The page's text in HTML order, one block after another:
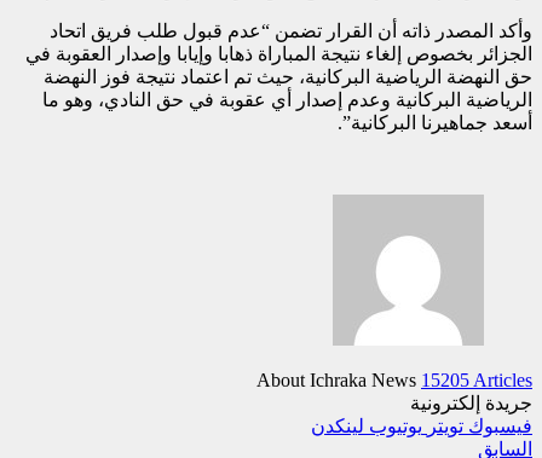
وأكد المصدر ذاته أن القرار تضمن “عدم قبول طلب فريق اتحاد
الجزائر بخصوص إلغاء نتيجة المباراة ذهابا وإيابا وإصدار العقوبة في
حق النهضة الرياضية البركانية، حيث تم اعتماد نتيجة فوز النهضة
الرياضية البركانية وعدم إصدار أي عقوبة في حق النادي، وهو ما
أسعد جماهيرنا البركانية”.
About Ichraka News 15205 Articles
جريدة إلكترونية
فيسبوك تويتر يوتيوب لينكدن
السابق